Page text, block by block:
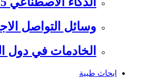
وسائل التواصل
الخادمات في دول
ابحاث طبية